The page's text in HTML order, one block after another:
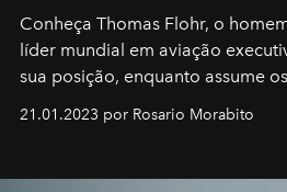
Conheça Thomas Flohr, o
líder mundial em aviação
sua posição, enquanto assume
em rápida evolução e
21.01.2023 por Rosario Morabito